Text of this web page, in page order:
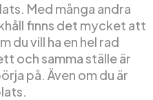
Med många andra
finns det mycket att
du vill ha en hel rad
och samma ställe är
på. Även om du är